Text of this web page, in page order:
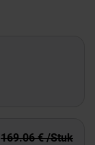
169.06 € /Stuk